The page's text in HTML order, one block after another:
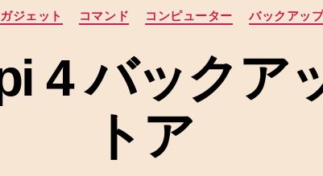
カ
テ
ー
ガジェット コマンド コンピューター バックアッ
4 バックア
トア